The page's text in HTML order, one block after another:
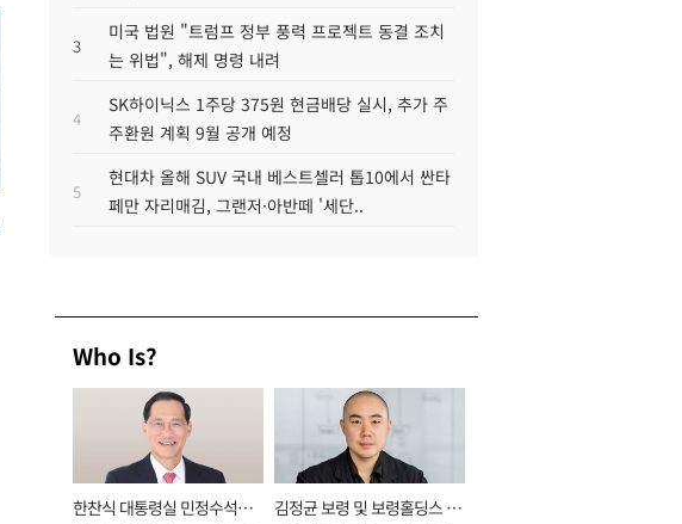
3
미국 법원 "트럼프 정부 풍력 프로젝트 동결 조치
는 위법", 해제 명령 내려
4
SK하이닉스 1주당 375원 현금배당 실시, 추가 주
주환원 계획 9월 공개 예정
5
현대차 올해 SUV 국내 베스트셀러 톱10에서 싼타
페만 자리매김, 그랜저·아반떼 '세단..
Who Is?
한찬식 대통령실 민정수석비
김정균 보령 및 보령홀딩스 대